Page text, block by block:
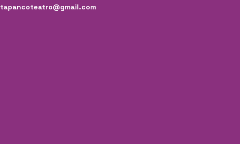
tapancoteatro@gmail.com